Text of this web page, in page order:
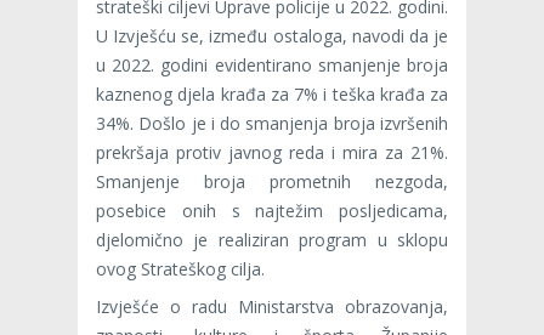
strateški ciljevi Uprave policije u 2022. godini.
U Izvješću se, između ostaloga, navodi da je
u 2022. godini evidentirano smanjenje broja
kaznenog djela krađa za 7% i teška krađa za
34%. Došlo je i do smanjenja broja izvršenih
prekršaja protiv javnog reda i mira za 21%.
Smanjenje broja prometnih nezgoda,
posebice onih s najtežim posljedicama,
djelomično je realiziran program u sklopu
ovog Strateškog cilja.
Izvješće o radu Ministarstva obrazovanja,